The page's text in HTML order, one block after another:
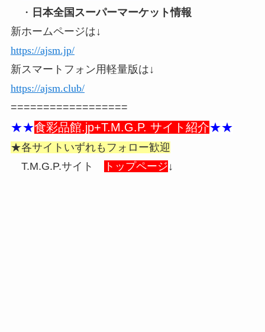
・ 日本全国スーパーマーケット情報
新ホームページは↓
https://ajsm.jp/
新スマートフォン用軽量版は↓
https://ajsm.club/
==================
★★食彩品館.jp+T.M.G.P. サイト紹介★★
★各サイトいずれもフォロー歓迎
T.M.G.P.サイト
トップページ↓